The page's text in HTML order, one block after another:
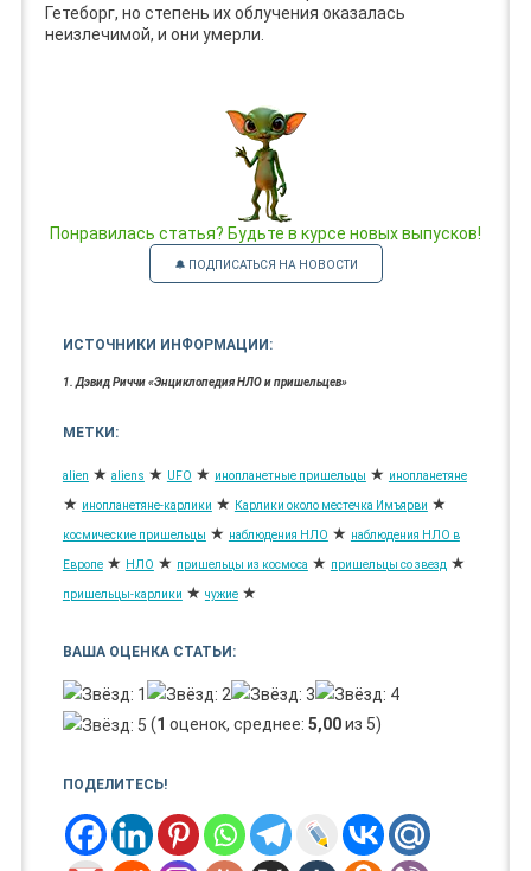
Гетеборг, но степень их облучения оказалась
неизлечимой, и они умерли.
Понравилась статья? Будьте в курсе новых выпусков!
🔔 ПОДПИСАТЬСЯ НА НОВОСТИ
ИСТОЧНИКИ ИНФОРМАЦИИ:
1. Дэвид Риччи «Энциклопедия НЛО и пришельцев»
МЕТКИ:
alien ★ aliens ★ UFO ★ инопланетные пришельцы ★ инопланетяне
★ инопланетяне-карлики ★ Карлики около местечка Имъярви ★
космические пришельцы ★ наблюдения НЛО ★ наблюдения НЛО в
Европе ★ НЛО ★ пришельцы из космоса ★ пришельцы со звезд ★
пришельцы-карлики ★ чужие ★
ВАША ОЦЕНКА СТАТЬИ:
(1 оценок, среднее: 5,00из 5)
ПОДЕЛИТЕСЬ!